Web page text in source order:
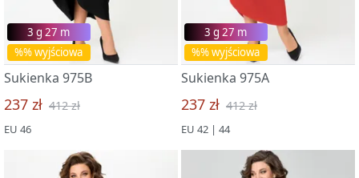
%% wyjściowa
3 g 27 m
Sukienka 975B
237 zł 412 zł
EU 46
%% wyjściowa
3 g 27 m
Sukienka 975A
237 zł 412 zł
EU 42 | 44